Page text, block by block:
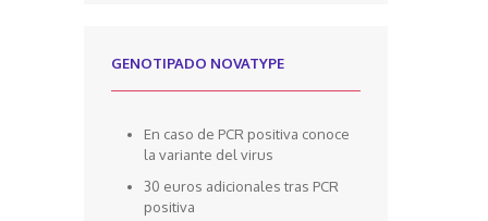
GENOTIPADO NOVATYPE
En caso de PCR positiva conoce
la variante del virus
30 euros adicionales tras PCR
positiva